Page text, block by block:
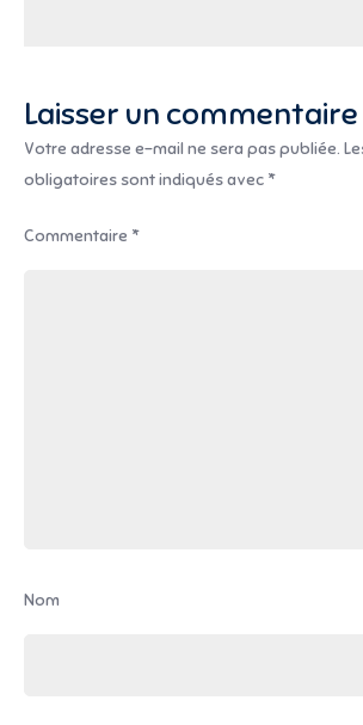
Laisser un commentaire
Votre adresse e-mail ne sera pas publiée.
obligatoires sont indiqués avec *
Commentaire *
Nom